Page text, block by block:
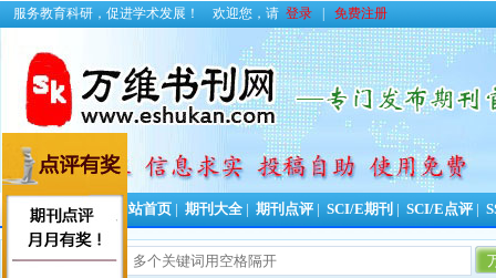
服务教育科研，促进学术发展！ 欢迎您，请 登录 免费注册
投稿好助手！ 网站首页 期刊大全 期刊点评 SCI/E期刊 SCI/E点评
今日更新期